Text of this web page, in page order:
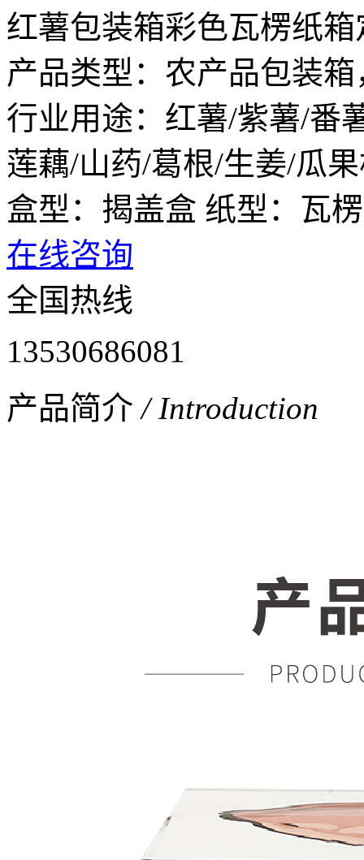
红薯包装箱彩色瓦楞纸
产品类型：农产品包装
行业用途：红薯/紫薯/番
莲藕/山药/葛根/生姜/瓜
盒型：揭盖盒 纸型：瓦
在线咨询
全国热线
13530686081
产品简介 / Introduction